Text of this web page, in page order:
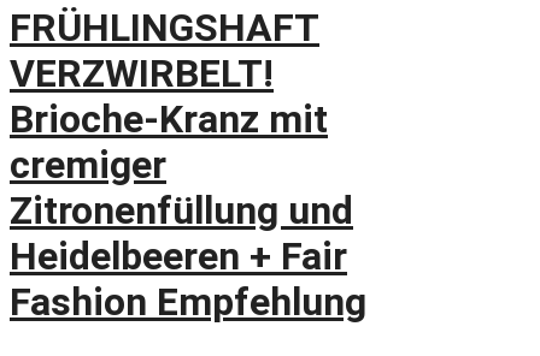
FRÜHLINGSHAFT
VERZWIRBELT!
Brioche-Kranz mit
cremiger
Zitronenfüllung und
Heidelbeeren + Fair
Fashion Empfehlung